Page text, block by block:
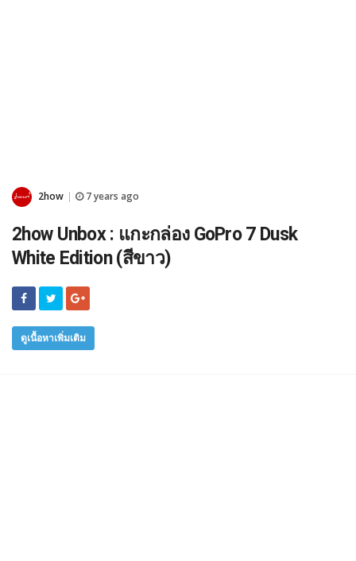
2how 7 years ago
2how Unbox : แกะกล่อง GoPro 7 Dusk
White Edition (สีขาว)
ดูเนื้อหาเพิ่มเติม